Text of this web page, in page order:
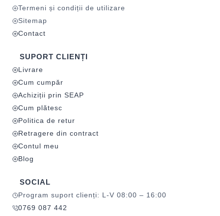
Termeni și condiții de utilizare
Sitemap
Contact
SUPORT CLIENȚI
Livrare
Cum cumpăr
Achiziții prin SEAP
Cum plătesc
Politica de retur
Retragere din contract
Contul meu
Blog
SOCIAL
Program suport clienți: L-V 08:00 – 16:00
0769 087 442